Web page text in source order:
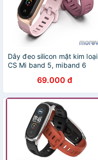
Dây đeo silicon mặt kim loại
CS Mi band 5, miband 6
đeo thay thế mi band 6,
MiBand 5 MIJOBS
69.000 đ